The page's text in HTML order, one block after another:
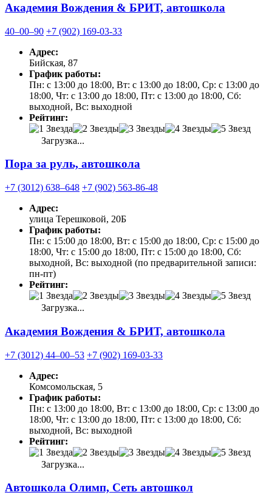
Академия Вождения & БРИТ, автошкола
40‒00‒90 +7 (902) 169-03-33
Адрес:
Бийская, 87
График работы:
Пн: с 13:00 до 18:00, Вт: с 13:00 до 18:00, Ср: с 13:00 до
18:00, Чт: с 13:00 до 18:00, Пт: с 13:00 до 18:00, Сб:
выходной, Вс: выходной
Рейтинг:
Загрузка...
Пора за руль, автошкола
+7 (3012) 638‒648 +7 (902) 563-86-48
Адрес:
улица Терешковой, 20Б
График работы:
Пн: с 15:00 до 18:00, Вт: с 15:00 до 18:00, Ср: с 15:00 до
18:00, Чт: с 15:00 до 18:00, Пт: с 15:00 до 18:00, Сб:
выходной, Вс: выходной (по предварительной записи:
пн-пт)
Рейтинг:
Загрузка...
Академия Вождения & БРИТ, автошкола
+7 (3012) 44‒00‒53 +7 (902) 169-03-33
Адрес:
Комсомольская, 5
График работы:
Пн: с 13:00 до 18:00, Вт: с 13:00 до 18:00, Ср: с 13:00 до
18:00, Чт: с 13:00 до 18:00, Пт: с 13:00 до 18:00, Сб:
выходной, Вс: выходной
Рейтинг:
Загрузка...
Автошкола Олимп, Сеть автошкол